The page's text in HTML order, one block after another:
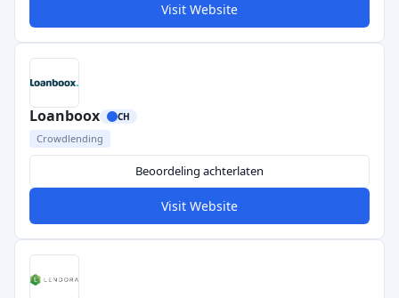
Visit Website
Loanboox CH
Crowdlending
Beoordeling achterlaten
Visit Website